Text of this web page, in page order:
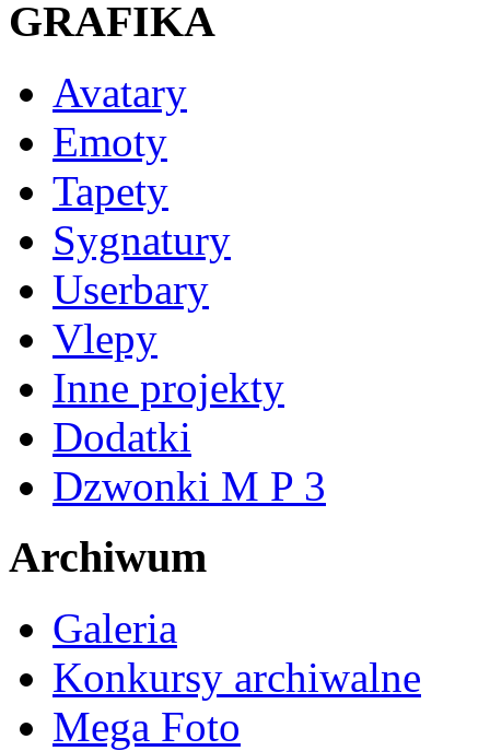
GRAFIKA
Avatary
Emoty
Tapety
Sygnatury
Userbary
Vlepy
Inne projekty
Dodatki
Dzwonki M P 3
Archiwum
Galeria
Konkursy archiwalne
Mega Foto